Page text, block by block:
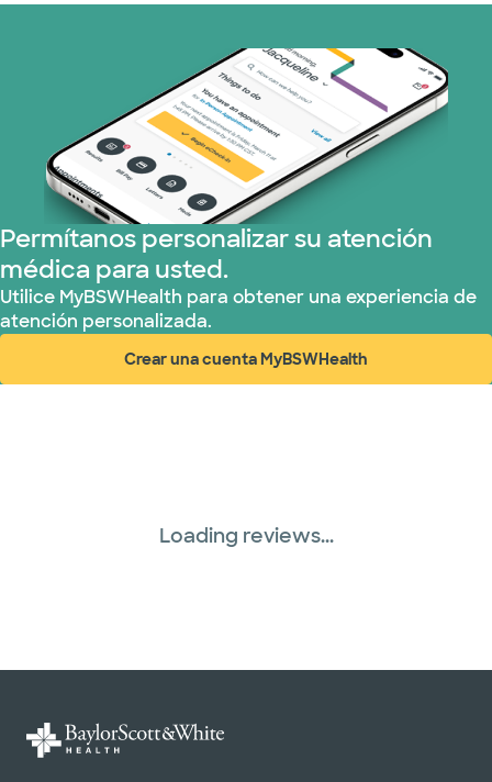
TriWest HealthCare (1 planes)
United HealthCare (23 planes)
WellMed (11 planes)
Permítanos personalizar su atención
médica para usted.
Utilice MyBSWHealth para obtener una experiencia de
atención personalizada.
Crear una cuenta MyBSWHealth
(abre en ventana nueva)
Loading reviews...